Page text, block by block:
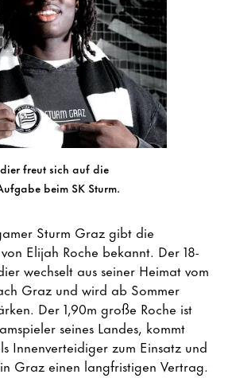
freut sich auf die
beim SK Sturm.
Sturm Graz gibt die
Elijah Roche bekannt. Der 18-
wechselt aus seiner Heimat vom
Graz und wird ab Sommer
Der 1,90m große Roche ist
seines Landes, kommt
Innenverteidiger zum Einsatz und
Graz einen langfristigen Vertrag.